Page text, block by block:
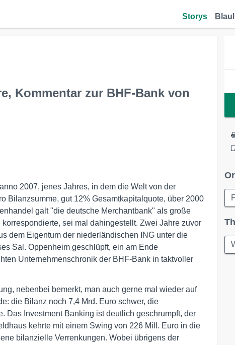
Storys
Kommentar zur BHF-Bank von
2007, jenes Jahres, in dem die Welt von der
Bilanzsumme, gut 12% Gesamtkapitalquote, über 2000
galt "die deutsche Merchantbank" als große
sei mal dahingestellt. Zwei Jahre zuvor
dem Eigentum der niederländischen ING unter die
Sal. Oppenheim geschlüpft, ein am Ende
Unternehmenschronik der BHF-Bank in taktvoller
nebenbei bemerkt, man auch gerne mal wieder auf
die Bilanz noch 7,4 Mrd. Euro schwer, die
Das Investment Banking ist deutlich geschrumpft, der
kehrte mit einem Swing von 226 Mill. Euro in die
bilanzielle Verrenkungen. Wobei übrigens der